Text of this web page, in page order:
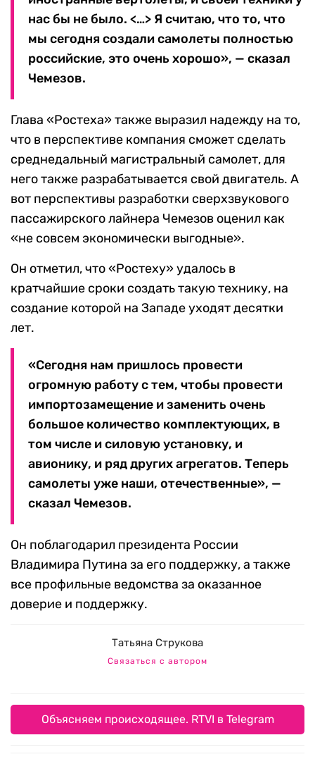
нас бы не было. <…> Я считаю, что то, что
мы сегодня создали самолеты полностью
российские, это очень хорошо», — сказал
Чемезов.
Глава «Ростеха» также выразил надежду на то,
что в перспективе компания сможет сделать
среднедальный магистральный самолет, для
него также разрабатывается свой двигатель. А
вот перспективы разработки сверхзвукового
пассажирского лайнера Чемезов оценил как
«не совсем экономически выгодные».
Он отметил, что «Ростеху» удалось в
кратчайшие сроки создать такую технику, на
создание которой на Западе уходят десятки
лет.
«Сегодня нам пришлось провести
огромную работу с тем, чтобы провести
импортозамещение и заменить очень
большое количество комплектующих, в
том числе и силовую установку, и
авионику, и ряд других агрегатов. Теперь
самолеты уже наши, отечественные», —
сказал Чемезов.
Он поблагодарил президента России
Владимира Путина за его поддержку, а также
все профильные ведомства за оказанное
доверие и поддержку.
Татьяна Струкова
Связаться с автором
Объясняем происходящее. RTVI в Telegram